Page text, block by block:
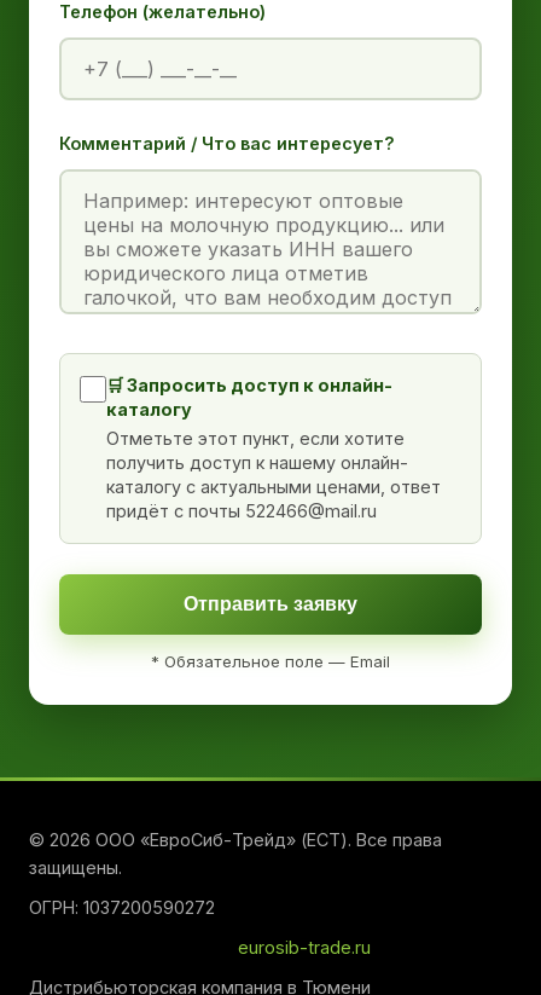
Телефон (желательно)
Комментарий / Что вас интересует?
🛒 Запросить доступ к онлайн-
каталогу
Отметьте этот пункт, если хотите
получить доступ к нашему онлайн-
каталогу с актуальными ценами, ответ
придёт с почты 522466@mail.ru
Отправить заявку
* Обязательное поле — Email
© 2026 ООО «ЕвроСиб-Трейд» (ЕСТ). Все права
защищены.
ОГРН: 1037200590272
eurosib-trade.ru
Дистрибьюторская компания в Тюмени